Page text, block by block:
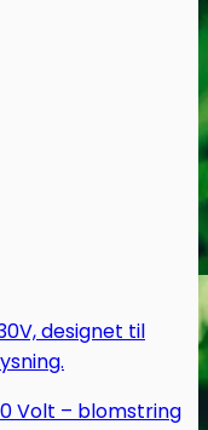
Volt – blomstring